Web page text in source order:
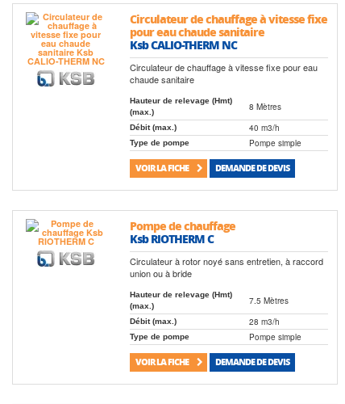
Circulateur de chauffage à vitesse fixe
pour eau chaude sanitaire
Ksb CALIO-THERM NC
Circulateur de chauffage à vitesse fixe pour eau
chaude sanitaire
Hauteur de relevage (Hmt)
(max.)
8 Mètres
Débit (max.) 40 m3/h
Type de pompe Pompe simple
VOIR LA FICHE DEMANDE DE DEVIS
Pompe de chauffage
Ksb RIOTHERM C
Circulateur à rotor noyé sans entretien, à raccord
union ou à bride
Hauteur de relevage (Hmt)
(max.)
7.5 Mètres
Débit (max.) 28 m3/h
Type de pompe Pompe simple
VOIR LA FICHE DEMANDE DE DEVIS